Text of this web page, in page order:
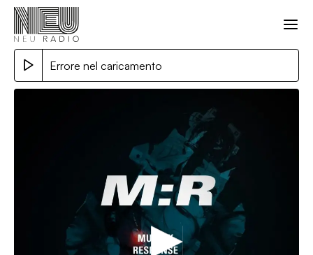
Errore nel caricamento